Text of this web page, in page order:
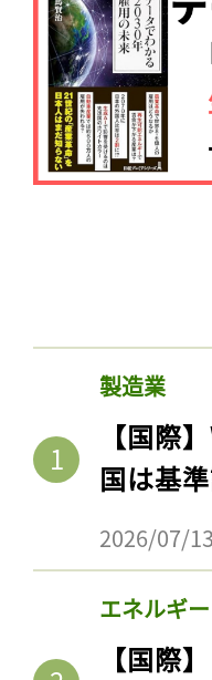
製造業
【国際
国は基
2026/07/13
エネルギ
【国際